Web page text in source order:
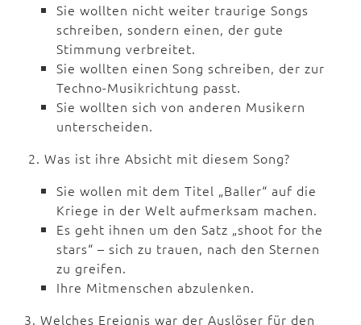
Sie wollten nicht weiter traurige Songs
schreiben, sondern einen, der gute
Stimmung verbreitet.
Sie wollten einen Song schreiben, der zur
Techno-Musikrichtung passt.
Sie wollten sich von anderen Musikern
unterscheiden.
2. Was ist ihre Absicht mit diesem Song?
Sie wollen mit dem Titel „Baller“ auf die
Kriege in der Welt aufmerksam machen.
Es geht ihnen um den Satz „shoot for the
stars“ – sich zu trauen, nach den Sternen
zu greifen.
Ihre Mitmenschen abzulenken.
3. Welches Ereignis war der Auslöser für den